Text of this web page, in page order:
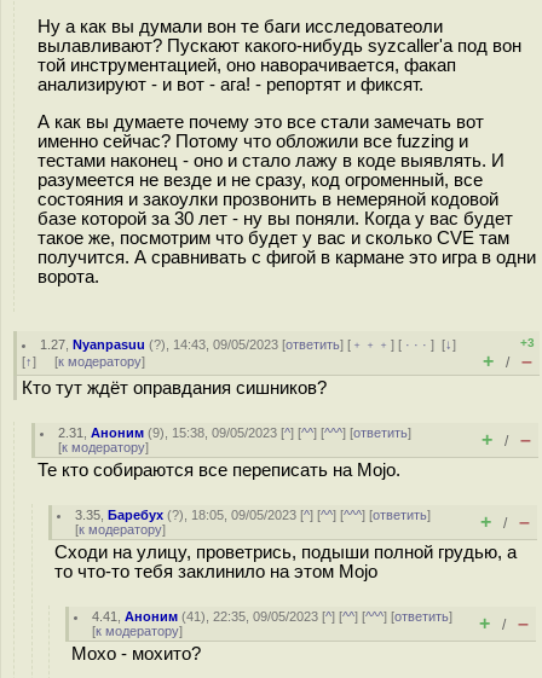
Ну а как вы думали вон те баги исследоватеоли
вылавливают? Пускают какого-нибудь syzcaller'а под вон
той инструментацией, оно наворачивается, факап
анализируют - и вот - ага! - репортят и фиксят.
А как вы думаете почему это все стали замечать вот
именно сейчас? Потому что обложили все fuzzing и
тестами наконец - оно и стало лажу в коде выявлять. И
разумеется не везде и не сразу, код огроменный, все
состояния и закоулки прозвонить в немеряной кодовой
базе которой за 30 лет - ну вы поняли. Когда у вас будет
такое же, посмотрим что будет у вас и сколько CVE там
получится. А сравнивать с фигой в кармане это игра в одни
ворота.
1.27 ,Nyanpasuu (?), 14:43, 09/05/2023 [ответить] [ ﹢﹢﹢] [ · · ·][↓]
[↑] [к модератору]
+3
+ / –
Кто тут ждёт оправдания сишников?
2.31 ,Аноним (9), 15:38, 09/05/2023 [^] [^^] [^^^] [ответить]
[к модератору] + / –
Те кто собираются все переписать на Mojo.
3.35 ,Баребух (?), 18:05, 09/05/2023 [^] [^^] [^^^] [ответить]
[к модератору] + / –
Сходи на улицу, проветрись, подыши полной грудью, а
то что-то тебя заклинило на этом Mojo
4.41 ,Аноним (41), 22:35, 09/05/2023 [^] [^^] [^^^] [ответить]
[к модератору] + / –
Мохо - мохито?